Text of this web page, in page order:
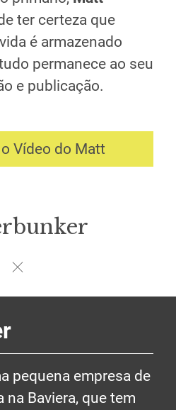
ter certeza que
é armazenado
permanece ao seu
e publicação.
Vídeo do Matt
pequena empresa de
na Baviera, que tem